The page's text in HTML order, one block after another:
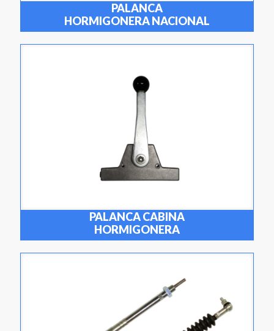
PALANCA
HORMIGONERA NACIONAL
PALANCA CABINA
HORMIGONERA